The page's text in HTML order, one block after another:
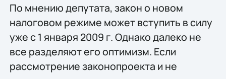
По мнению депутата, закон о новом
налоговом режиме может вступить в силу
уже с 1 января 2009 г. Однако далеко не
все разделяют его оптимизм. Если
рассмотрение законопроекта и не